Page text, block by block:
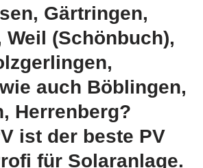
Gärtringen,
Weil (Schönbuch),
auch Böblingen,
Herrenberg?
ist der beste PV
für Solaranlage.